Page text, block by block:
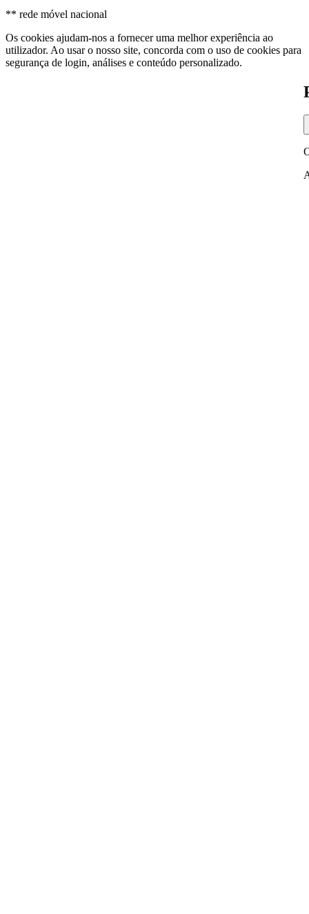
** rede móvel nacional
Os cookies ajudam-nos a fornecer uma melhor experiência ao
utilizador. Ao usar o nosso site, concorda com o uso de cookies para
segurança de login, análises e conteúdo personalizado.